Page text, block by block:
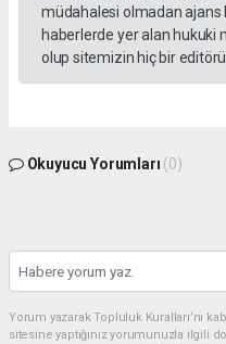
müdahalesi olmadan ajans
haberlerde yer alan hukuki
olup sitemizin hiç bir
Okuyucu Yorumları (0)
Yorum yazarak Topluluk Kuralları’nı
sitesine yaptığınız yorumunuzla ilgili